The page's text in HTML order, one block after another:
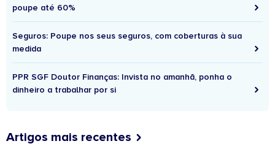
poupe até 60%
Seguros: Poupe nos seus seguros, com coberturas à sua
medida
PPR SGF Doutor Finanças: Invista no amanhã, ponha o
dinheiro a trabalhar por si
Artigos mais recentes